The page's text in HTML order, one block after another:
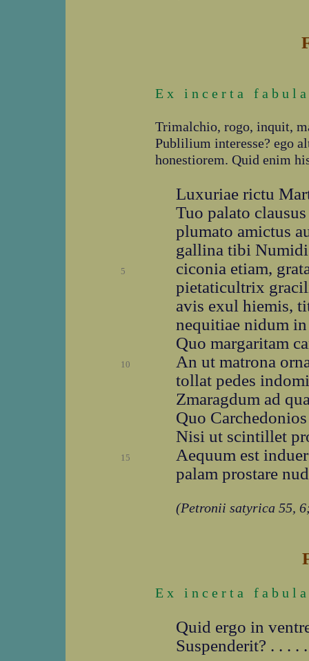
E x i n c e r t a f a b u l a
Trimalchio, rogo, inquit,
Publilium interesse? ego
honestiorem. Quid enim
Luxuriae rictu
Tuo palato
plumato amictus
gallina tibi
5
ciconia etiam,
pietaticultrix
avis exul hiemis,
nequitiae nidum
Quo margaritam
10
An ut matrona
tollat pedes
Zmaragdum ad
Quo
Nisi ut scintillet
15
Aequum est
palam prostare
(Petronii satyrica 55,
E x i n c e r t a f a b u l a
Quid ergo in
Suspenderit? . . . .